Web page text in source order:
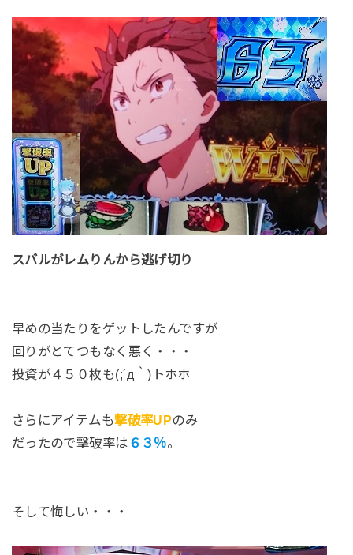
スバルがレムりんから逃げ切り
早めの当たりをゲットしたんですが
回りがとてつもなく悪く・・・
投資が４５０枚も(;´д｀)トホホ
さらにアイテムも撃破率UPのみ
だったので撃破率は ６３％。
そして悔しい・・・